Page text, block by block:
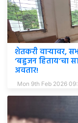
शेतकरी वाऱ्यावर,
‘बहुजन हिताय’चा
अवतार!
Mon 9th Feb 2026